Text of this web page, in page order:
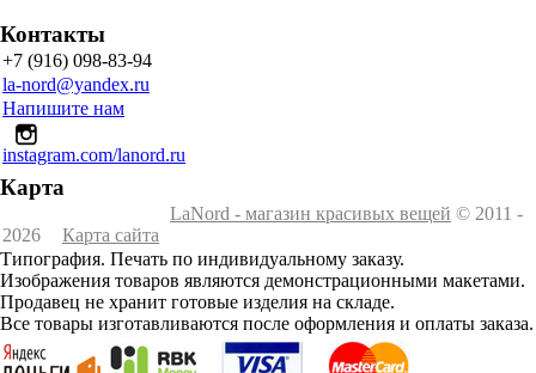
Контакты
+7 (916) 098-83-94
la-nord@yandex.ru
Напишите нам
instagram.com/lanord.ru
Карта
LaNord - магазин красивых вещей © 2011 -
2026
Карта сайта
Типография. Печать по индивидуальному заказу.
Изображения товаров являются демонстрационными макетами.
Продавец не хранит готовые изделия на складе.
Все товары изготавливаются после оформления и оплаты заказа.